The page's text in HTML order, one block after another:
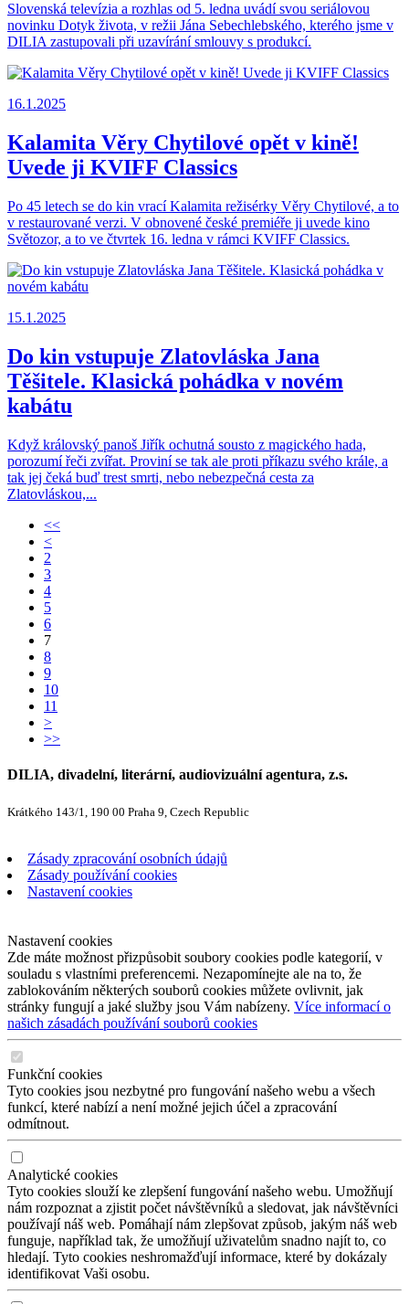
Slovenská televízia a rozhlas od 5. ledna uvádí svou seriálovou
novinku Dotyk života, v režii Jána Sebechlebského, kterého jsme v
DILIA zastupovali při uzavírání smlouvy s produkcí.
16.1.2025
Kalamita Věry Chytilové opět v kině!
Uvede ji KVIFF Classics
Po 45 letech se do kin vrací Kalamita režisérky Věry Chytilové, a to
v restaurované verzi. V obnovené české premiéře ji uvede kino
Světozor, a to ve čtvrtek 16. ledna v rámci KVIFF Classics.
15.1.2025
Do kin vstupuje Zlatovláska Jana
Těšitele. Klasická pohádka v novém
kabátu
Když královský panoš Jiřík ochutná sousto z magického hada,
porozumí řeči zvířat. Proviní se tak ale proti příkazu svého krále, a
tak jej čeká buď trest smrti, nebo nebezpečná cesta za
Zlatovláskou,...
<<
<
2
3
4
5
6
7
8
9
10
11
>
>>
DILIA, divadelní, literární, audiovizuální agentura, z.s.
Krátkého 143/1, 190 00 Praha 9, Czech Republic
Zásady zpracování osobních údajů
Zásady používání cookies
Nastavení cookies
Nastavení cookies
Zde máte možnost přizpůsobit soubory cookies podle kategorií, v
souladu s vlastními preferencemi. Nezapomínejte ale na to, že
zablokováním některých souborů cookies můžete ovlivnit, jak
stránky fungují a jaké služby jsou Vám nabízeny. Více informací o
našich zásadách používání souborů cookies
Funkční cookies
Tyto cookies jsou nezbytné pro fungování našeho webu a všech
funkcí, které nabízí a není možné jejich účel a zpracování
odmítnout.
Analytické cookies
Tyto cookies slouží ke zlepšení fungování našeho webu. Umožňují
nám rozpoznat a zjistit počet návštěvníků a sledovat, jak návštěvníci
používají náš web. Pomáhají nám zlepšovat způsob, jakým náš web
funguje, například tak, že umožňují uživatelům snadno najít to, co
hledají. Tyto cookies neshromažďují informace, které by dokázaly
identifikovat Vaši osobu.